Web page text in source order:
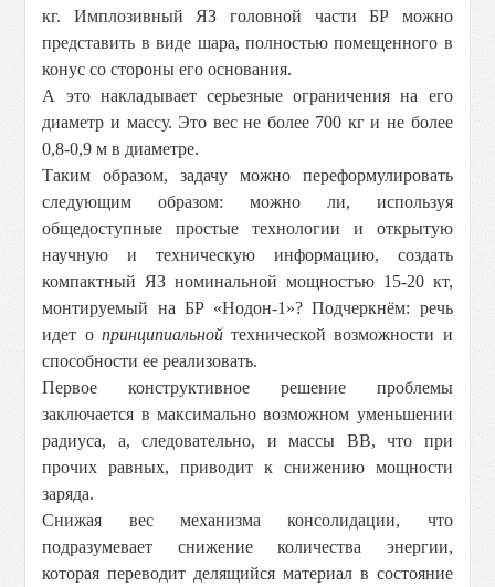
кг. Имплозивный ЯЗ головной части БР можно
представить в виде шара, полностью помещенного в
конус со стороны его основания.
А это накладывает серьезные ограничения на его
диаметр и массу. Это вес не более 700 кги не более
0,8-0,9 м в диаметре.
Таким образом, задачу можно переформулировать
следующим образом: можно ли, используя
общедоступные простые технологии и открытую
научную и техническую информацию, создать
компактный ЯЗ номинальной мощностью 15-20 кт,
монтируемый на БР «Нодон-1»? Подчеркнём: речь
идет о принципиальнойтехнической возможности и
способности ее реализовать.
Первое конструктивное решение проблемы
заключается в максимально возможном уменьшении
радиуса, а, следовательно, и массы ВВ, что при
прочих равных, приводит к снижению мощности
заряда.
Снижая вес механизма консолидации, что
подразумевает снижение количества энергии,
которая переводит делящийся материал в состояние